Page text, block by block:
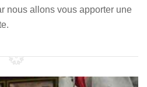
nous allons vous apporter une